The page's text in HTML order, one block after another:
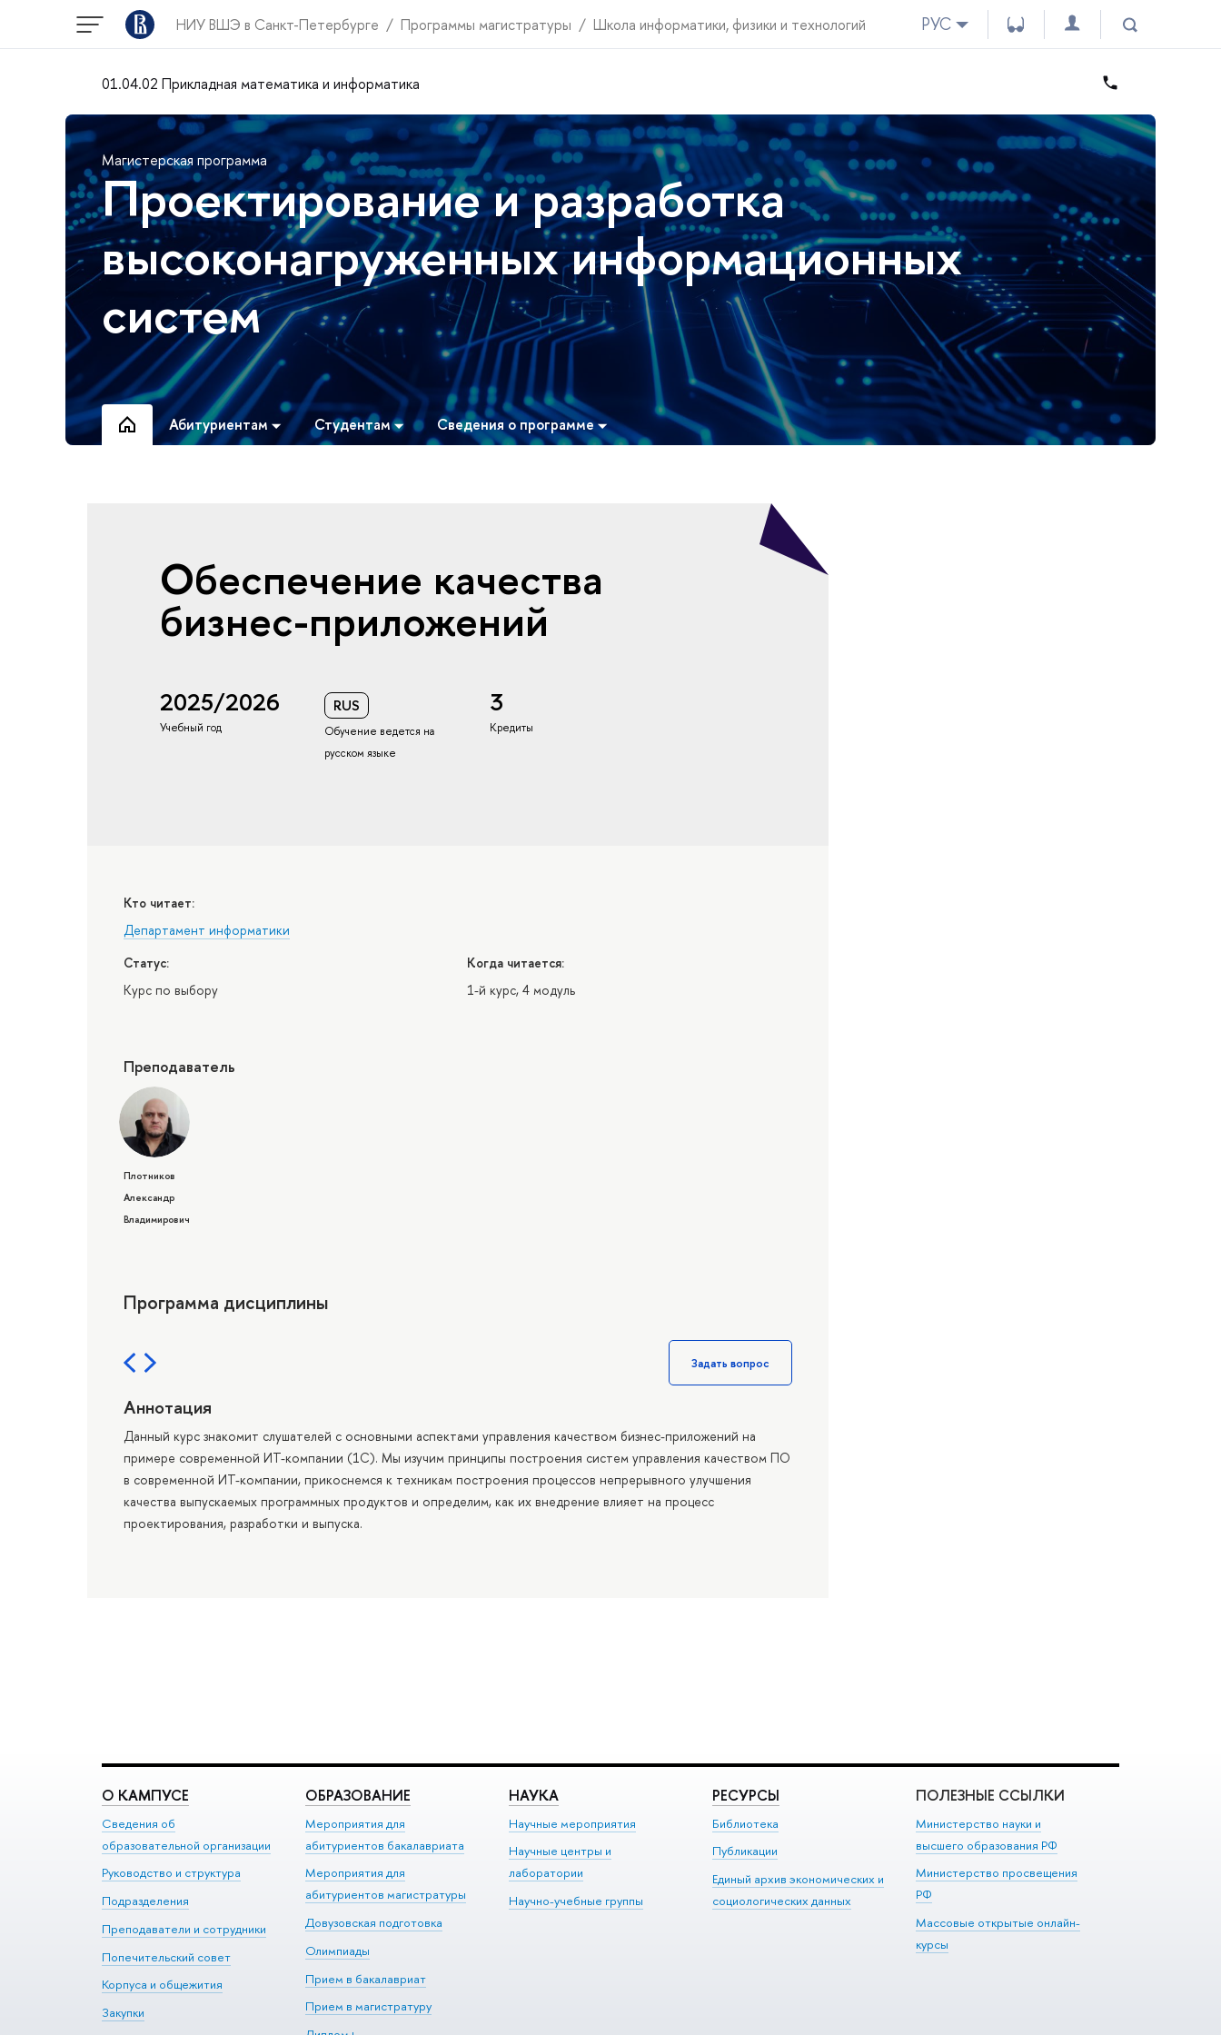
НИУ ВШЭ в Санкт-Петербурге Программы магистратуры Школа информатики, физики и технологий РУС
01.04.02 Прикладная математика и информатика
Магистерская программа
Проектирование и разработка
высоконагруженных информационных
систем
Абитуриентам Студентам Сведения о программе
Обеспечение качества
бизнес-приложений
2025/2026
Учебный год
RUS
Обучение ведется на
русском языке
3
Кредиты
Кто читает:
Департамент информатики
Статус:
Курс по выбору
Когда читается:
1-й курс, 4 модуль
Преподаватель
Плотников
Александр
Владимирович
Программа дисциплины
Задать вопрос
Аннотация
Данный курс знакомит слушателей с основными аспектами управления качеством бизнес-приложений на
примере современной ИТ-компании (1С). Мы изучим принципы построения систем управления качеством ПО
в современной ИТ-компании, прикоснемся к техникам построения процессов непрерывного улучшения
качества выпускаемых программных продуктов и определим, как их внедрение влияет на процесс
проектирования, разработки и выпуска.
О КАМПУСЕ
Сведения об
образовательной организации
Руководство и структура
Подразделения
Преподаватели и сотрудники
Попечительский совет
Корпуса и общежития
Закупки
ОБРАЗОВАНИЕ
Мероприятия для
абитуриентов бакалавриата
Мероприятия для
абитуриентов магистратуры
Довузовская подготовка
Олимпиады
Прием в бакалавриат
Прием в магистратуру
НАУКА
Научные мероприятия
Научные центры и
лаборатории
Научно-учебные группы
РЕСУРСЫ
Библиотека
Публикации
Единый архив экономических и
социологических данных
ПОЛЕЗНЫЕ ССЫЛКИ
Министерство науки и
высшего образования РФ
Министерство просвещения
РФ
Массовые открытые онлайн-
курсы